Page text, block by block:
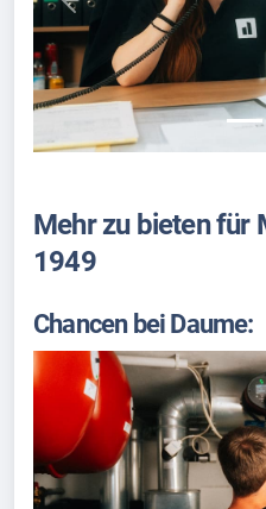
Previous
Mehr zu bieten für
1949
Chancen bei Daume: